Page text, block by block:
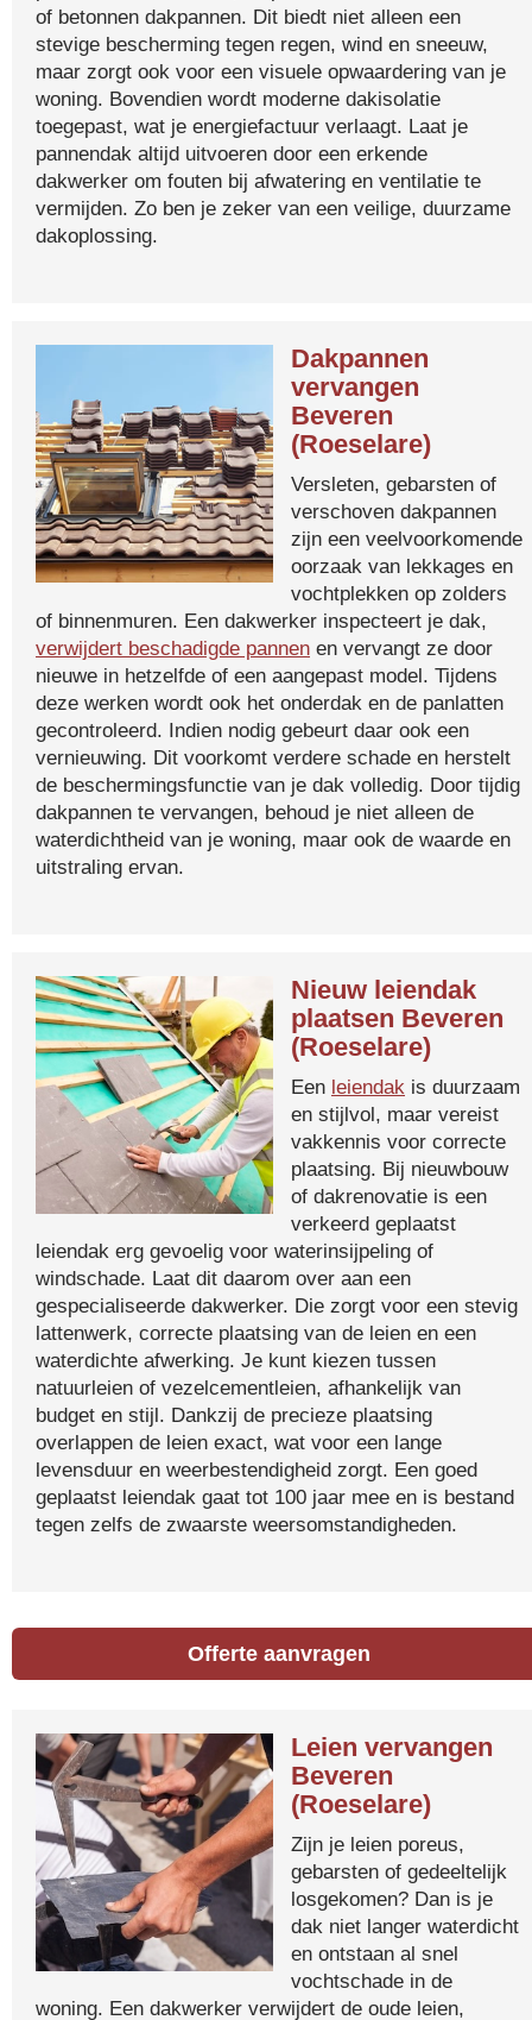
of betonnen dakpannen. Dit biedt niet alleen een
stevige bescherming tegen regen, wind en sneeuw,
maar zorgt ook voor een visuele opwaardering van je
woning. Bovendien wordt moderne dakisolatie
toegepast, wat je energiefactuur verlaagt. Laat je
pannendak altijd uitvoeren door een erkende
dakwerker om fouten bij afwatering en ventilatie te
vermijden. Zo ben je zeker van een veilige, duurzame
dakoplossing.
Dakpannen
vervangen
Beveren
(Roeselare)
Versleten, gebarsten of
verschoven dakpannen
zijn een veelvoorkomende
oorzaak van lekkages en
vochtplekken op zolders
of binnenmuren. Een dakwerker inspecteert je dak,
verwijdert beschadigde pannen en vervangt ze door
nieuwe in hetzelfde of een aangepast model. Tijdens
deze werken wordt ook het onderdak en de panlatten
gecontroleerd. Indien nodig gebeurt daar ook een
vernieuwing. Dit voorkomt verdere schade en herstelt
de beschermingsfunctie van je dak volledig. Door tijdig
dakpannen te vervangen, behoud je niet alleen de
waterdichtheid van je woning, maar ook de waarde en
uitstraling ervan.
Nieuw leiendak
plaatsen Beveren
(Roeselare)
Een leiendak is duurzaam
en stijlvol, maar vereist
vakkennis voor correcte
plaatsing. Bij nieuwbouw
of dakrenovatie is een
verkeerd geplaatst
leiendak erg gevoelig voor waterinsijpeling of
windschade. Laat dit daarom over aan een
gespecialiseerde dakwerker. Die zorgt voor een stevig
lattenwerk, correcte plaatsing van de leien en een
waterdichte afwerking. Je kunt kiezen tussen
natuurleien of vezelcementleien, afhankelijk van
budget en stijl. Dankzij de precieze plaatsing
overlappen de leien exact, wat voor een lange
levensduur en weerbestendigheid zorgt. Een goed
geplaatst leiendak gaat tot 100 jaar mee en is bestand
tegen zelfs de zwaarste weersomstandigheden.
Offerte aanvragen
Leien vervangen
Beveren
(Roeselare)
Zijn je leien poreus,
gebarsten of gedeeltelijk
losgekomen? Dan is je
dak niet langer waterdicht
en ontstaan al snel
vochtschade in de
woning. Een dakwerker verwijdert de oude leien,